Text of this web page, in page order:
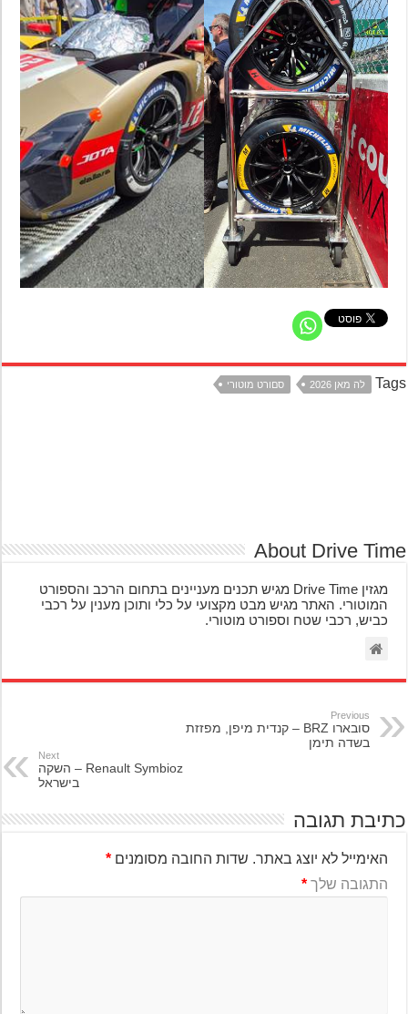
לה מאן 2026 סםורט מוטורי
About Drive
מגזין Drive Time מגיש תכנים מעניינים בתחום הרכב והספורט
המוטורי. האתר מגיש מבט מקצועי על כלי ותוכן מענין על רכבי
כביש, רכבי שטח וספורט מוטורי.
Previous
סובארו BRZ – קנדית מיפן, מפזזת
בשדה תימן
Next
Renault Symbioz – השקה
בישראל
תגובה
האימייל לא יוצג באתר. שדות החובה מסומנים*
התגובה שלך*